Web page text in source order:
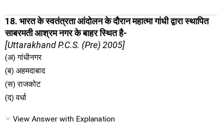
18. भारत के स्वतंत्रता आंदोलन के दौरान महात्मा गांधी द्वारा स्थापित
साबरमती आश्रम नगर के बाहर स्थित है-
[Uttarakhand P.C.S. (Pre) 2005]
(अ) गांधीनगर
(ब) अहमदाबाद
(स) राजकोट
(द) वर्धा
View Answer with Explanation